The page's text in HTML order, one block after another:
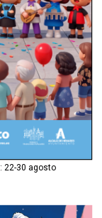
22-30 agosto